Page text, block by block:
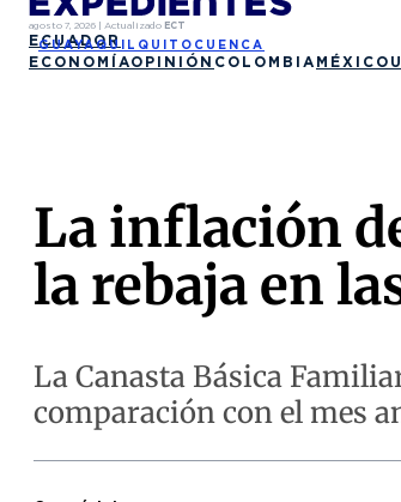
agosto 7, 2026 | Actualizado ECT
ECUADOR
GUAYAQUIL QUITO CUENCA
ECONOMÍAOPINIÓN COLOMBIA MÉXICO
La inflación
la rebaja en
La Canasta Básica
comparación con el mes